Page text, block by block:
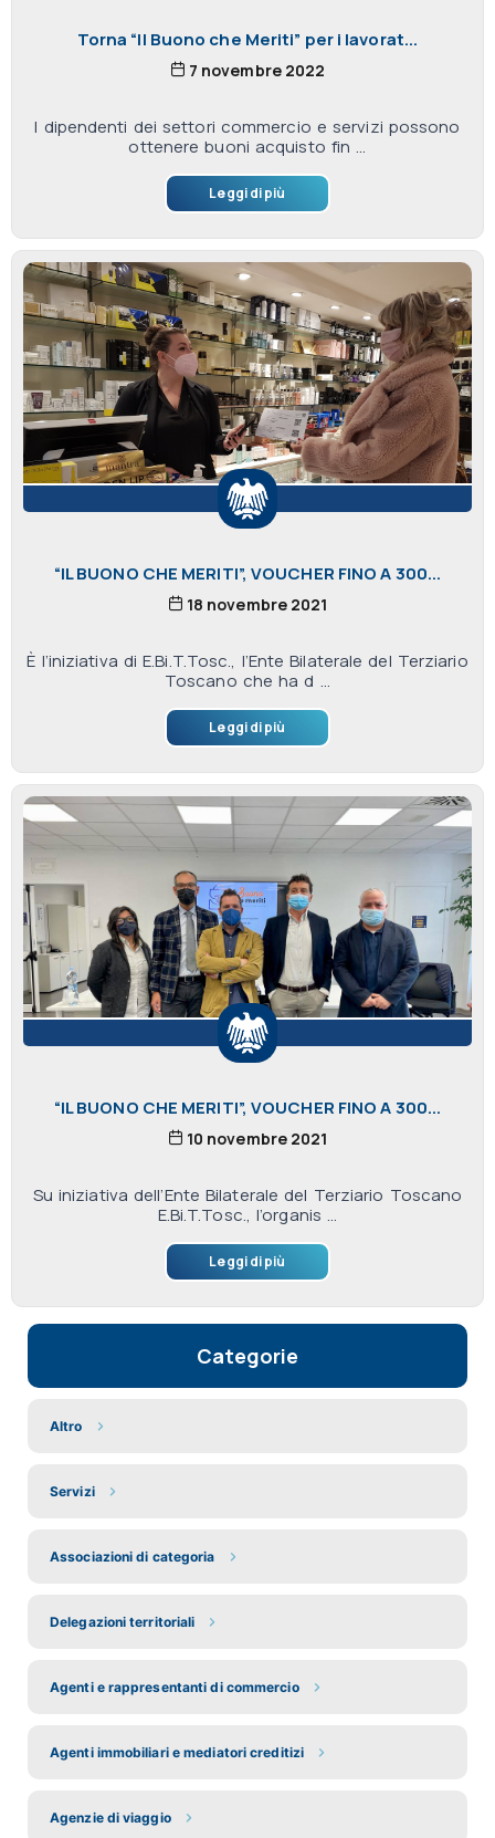
Torna “Il Buono che Meriti” per i lavorat...
7 novembre 2022
I dipendenti dei settori commercio e servizi possono
ottenere buoni acquisto fin ...
Leggi di più
“IL BUONO CHE MERITI”, VOUCHER FINO A 300...
18 novembre 2021
È l’iniziativa di E.Bi.T.Tosc., l’Ente Bilaterale del Terziario
Toscano che ha d ...
Leggi di più
“IL BUONO CHE MERITI”, VOUCHER FINO A 300...
10 novembre 2021
Su iniziativa dell’Ente Bilaterale del Terziario Toscano
E.Bi.T.Tosc., l’organis ...
Leggi di più
Categorie
Altro
Servizi
Associazioni di categoria
Delegazioni territoriali
Agenti e rappresentanti di commercio
Agenti immobiliari e mediatori creditizi
Agenzie di viaggio